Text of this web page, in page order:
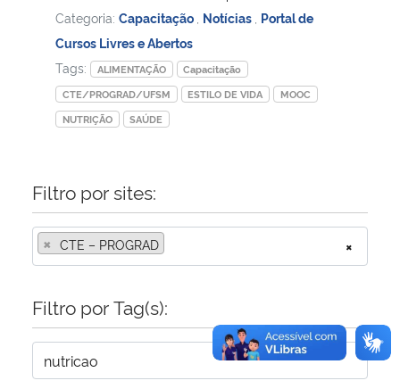
Advocacia-Geral da União
Banco Central do Brasil
Categoria: Capacitação Notícias Portal de
Cursos Livres e Abertos
Tags:
ALIMENTAÇÃO
Capacitação
CTE/PROGRAD/UFSM
ESTILO DE VIDA
MOOC
NUTRIÇÃO
SAÚDE
Filtro por sites:
×
× CTE – PROGRAD
Filtro por Tag(s):